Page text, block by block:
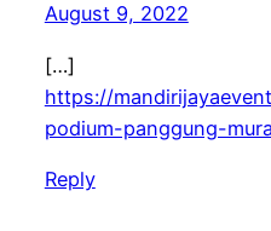
August 9, 2022
[…]
https://
podium-panggung-
Reply